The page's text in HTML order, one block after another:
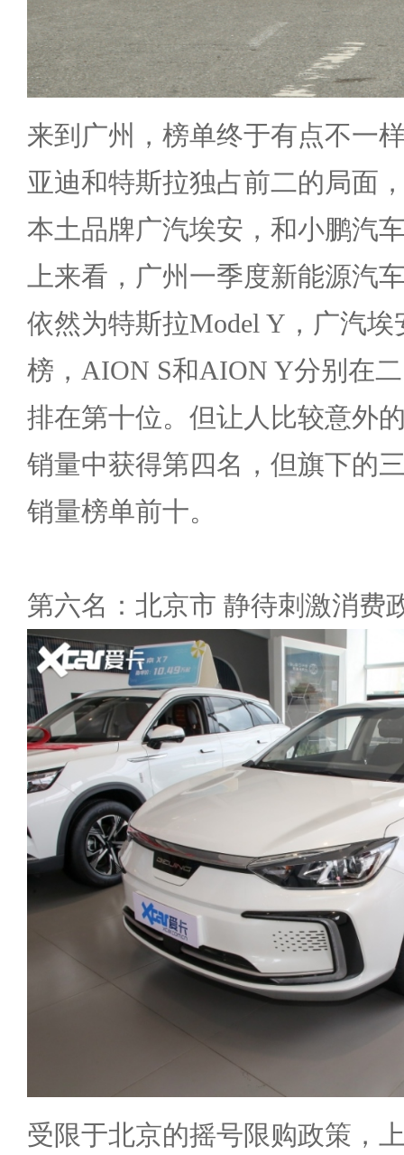
来到广州，榜单终于有点不一
亚迪和特斯拉独占前二的局面
本土品牌广汽埃安，和小鹏汽
上来看，广州一季度新能源汽
依然为特斯拉Model Y，广汽
榜，AION S和AION Y分别在
排在第十位。但让人比较意外
销量中获得第四名，但旗下的
销量榜单前十。
第六名：北京市 静待刺激消费
受限于北京的摇号限购政策，